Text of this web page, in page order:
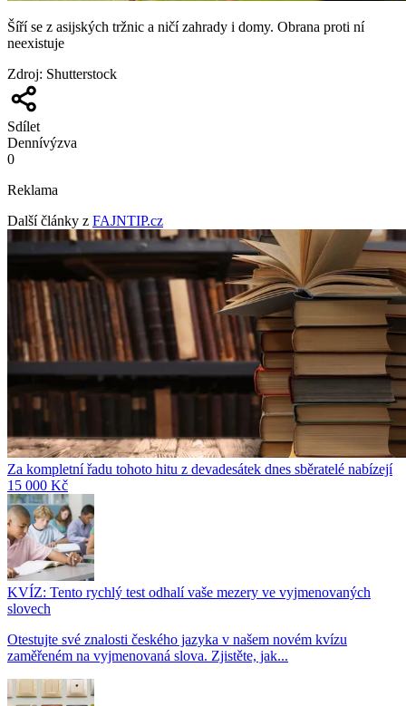
Šíří se z asijských tržnic a ničí zahrady i domy. Obrana proti ní
neexistuje
Zdroj: Shutterstock
Sdílet
Dennívýzva
0
Reklama
Další články z FAJNTIP.cz
Za kompletní řadu tohoto hitu z devadesátek dnes sběratelé nabízejí
15 000 Kč
KVÍZ: Tento rychlý test odhalí vaše mezery ve vyjmenovaných
slovech
Otestujte své znalosti českého jazyka v našem novém kvízu
zaměřeném na vyjmenovaná slova. Zjistěte, jak...